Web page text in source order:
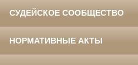
СУДЕЙСКОЕ СООБЩЕСТВО
НОРМАТИВНЫЕ АКТЫ